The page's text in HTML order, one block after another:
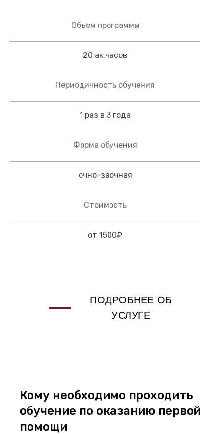
Объем программы
20 ак.часов
Периодичность обучения
1 раз в 3 года
Форма обучения
очно-заочная
Стоимость
от 1500₽
ПОДРОБНЕЕ ОБ
УСЛУГЕ
Кому необходимо проходить
обучение по оказанию первой
помощи